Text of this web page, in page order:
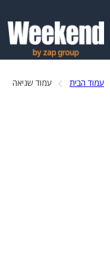
עמוד הבית עמוד שגיאה